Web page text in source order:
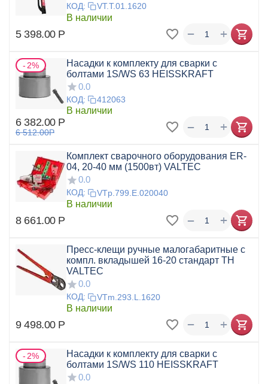
КОД: VT.T.01.1620
В наличии
5 398.00 Р +
−
2%
Насадки к комплекту для сварки с
болтами 1S/WS 63 HEISSKRAFT
0.0
КОД: 412063
В наличии
6 382.00 Р
6 512.00Р +
−
Комплект сварочного оборудования ER-
04, 20-40 мм (1500вт) VALTEC
0.0
КОД: VTp.799.E.020040
В наличии
8 661.00 Р +
−
Пресс-клещи ручные малогабаритные c
компл. вкладышей 16-20 стандарт ТН
VALTEC
0.0
КОД: VTm.293.L.1620
В наличии
9 498.00 Р +
−
2%
Насадки к комплекту для сварки с
болтами 1S/WS 110 HEISSKRAFT
0.0